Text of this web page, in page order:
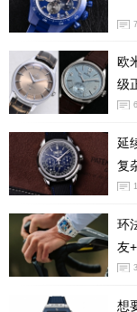
7
欧
级
6
延
复
环
友
3
想